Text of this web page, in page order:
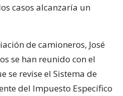
casos alcanzaría un
de camioneros, José
se han reunido con el
se revise el Sistema de
del Impuesto Específico